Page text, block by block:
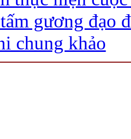
gương đạo
chung khảo